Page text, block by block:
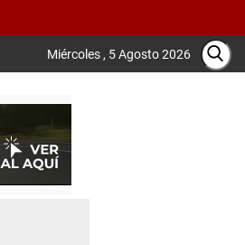
Miércoles , 5 Agosto 2026